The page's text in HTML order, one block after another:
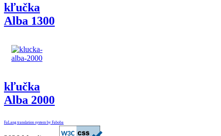
kľučka
Alba 1300
kľučka
Alba 2000
FaLang translation system by Faboba